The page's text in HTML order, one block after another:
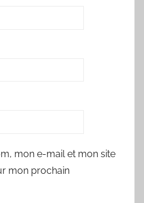
mon e-mail et mon site
mon prochain